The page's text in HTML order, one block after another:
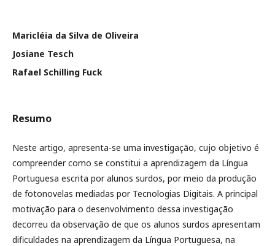
Maricléia da Silva de Oliveira
Josiane Tesch
Rafael Schilling Fuck
Resumo
Neste artigo, apresenta-se uma investigação, cujo objetivo é
compreender como se constitui a aprendizagem da Língua
Portuguesa escrita por alunos surdos, por meio da produção
de fotonovelas mediadas por Tecnologias Digitais. A principal
motivação para o desenvolvimento dessa investigação
decorreu da observação de que os alunos surdos apresentam
dificuldades na aprendizagem da Língua Portuguesa, na